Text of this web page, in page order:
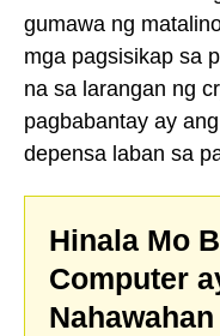
gumawa ng
mga pagsisikap sa
na sa larangan ng
pagbabantay ay
depensa laban sa
Hinala Mo
Computer